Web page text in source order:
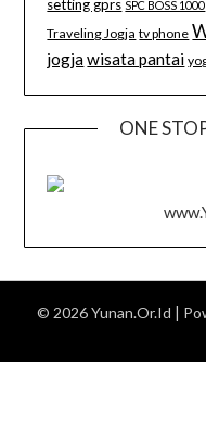
setting gprs SPC BOSS 1000
Traveling Jogja tv phone
jogjawisata pantai
ONE
© 2026 Yunan.Or.Id |